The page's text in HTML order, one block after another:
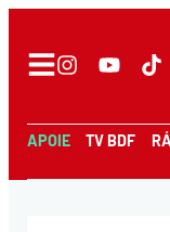
APOIE TV BDF